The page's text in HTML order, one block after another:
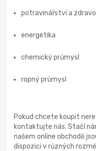
potravinářství a
energetika
chemický průmysl
ropný průmysl
Pokud chcete koupit
kontaktujte nás. Stačí
našem online obchodě
dispozici v různých